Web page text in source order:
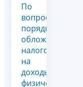
По
вопросу
порядка
обложения
налогом
на
доходы
физических